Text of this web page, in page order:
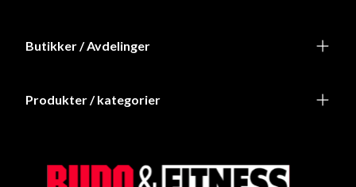
Butikker / Avdelinger
Produkter / kategorier